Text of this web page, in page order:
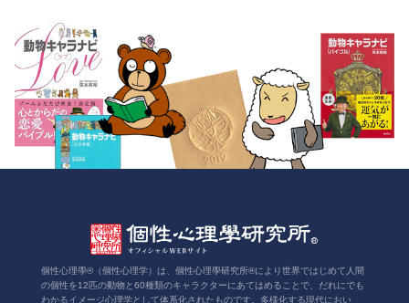
個性心理學®（個性心理学）は、個性心理學研究所®により世界ではじめて人間
の個性を12匹の動物と60種類のキャラクターにあてはめることで、だれにでも
わかるイメージ心理学として体系化されたものです。多様化する現代におい